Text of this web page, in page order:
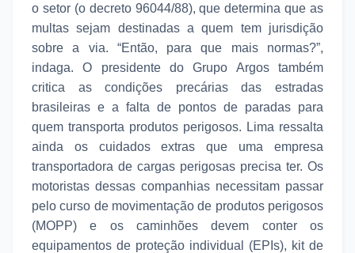
o setor (o decreto 96044/88), que determina que as
multas sejam destinadas a quem tem jurisdição
sobre a via. “Então, para que mais normas?”,
indaga. O presidente do Grupo Argos também
critica as condições precárias das estradas
brasileiras e a falta de pontos de paradas para
quem transporta produtos perigosos. Lima ressalta
ainda os cuidados extras que uma empresa
transportadora de cargas perigosas precisa ter. Os
motoristas dessas companhias necessitam passar
pelo curso de movimentação de produtos perigosos
(MOPP) e os caminhões devem conter os
equipamentos de proteção individual (EPIs), kit de